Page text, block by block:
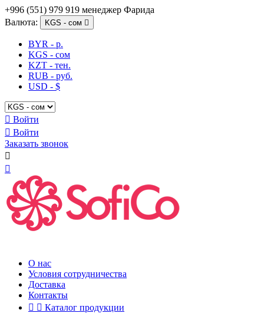
+996 (551) 979 919 менеджер Фарида
Валюта:
KGS - сом 
BYR - р.
KGS - сом
KZT - тен.
RUB - руб.
USD - $
 Войти
 Войти
Заказать звонок


О нас
Условия сотрудничества
Доставка
Контакты
  Каталог продукции